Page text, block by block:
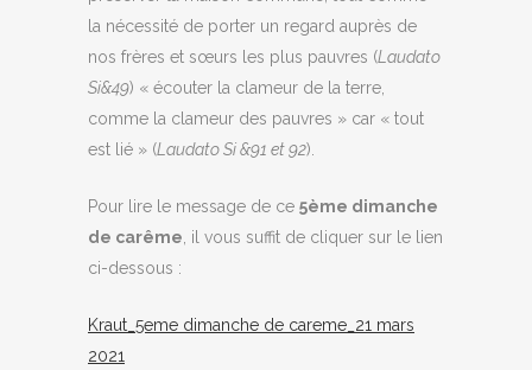
la nécessité de porter un regard auprès de
nos frères et sœurs les plus pauvres (Laudato
Si&49) « écouter la clameur de la terre,
comme la clameur des pauvres » car « tout
est lié » (Laudato Si &91 et 92).
Pour lire le message de ce 5ème dimanche
de carême , il vous suffit de cliquer sur le lien
ci-dessous :
Kraut_5eme dimanche de careme_21 mars
2021